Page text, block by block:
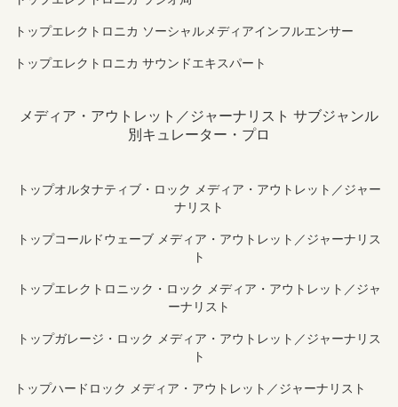
トップエレクトロニカ ソーシャルメディアインフルエンサー
トップエレクトロニカ サウンドエキスパート
メディア・アウトレット／ジャーナリスト サブジャンル
別キュレーター・プロ
トップオルタナティブ・ロック メディア・アウトレット／ジャー
ナリスト
トップコールドウェーブ メディア・アウトレット／ジャーナリス
ト
トップエレクトロニック・ロック メディア・アウトレット／ジャ
ーナリスト
トップガレージ・ロック メディア・アウトレット／ジャーナリス
ト
トップハードロック メディア・アウトレット／ジャーナリスト